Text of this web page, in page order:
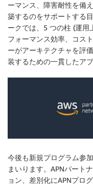
ーマンス、障害耐性を備
築するのをサポートする
ークでは、5 つの柱 (運
フォーマンス効率、コス
ーがアーキテクチャを評
装するための一貫したア
今後も新規プログラム参
まいります。APNパート
ョン、差別化にAPNプロ